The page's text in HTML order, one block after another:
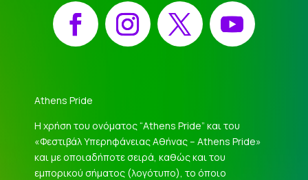
Facebook Instagram X YouTube
Athens Pride
Η χρήση του ονόματος “Athens Pride” και του
«Φεστιβάλ Υπερηφάνειας Αθήνας – Athens Pride»
και με οποιαδήποτε σειρά, καθώς και του
εμπορικού σήματος (λογότυπο), το όποιο